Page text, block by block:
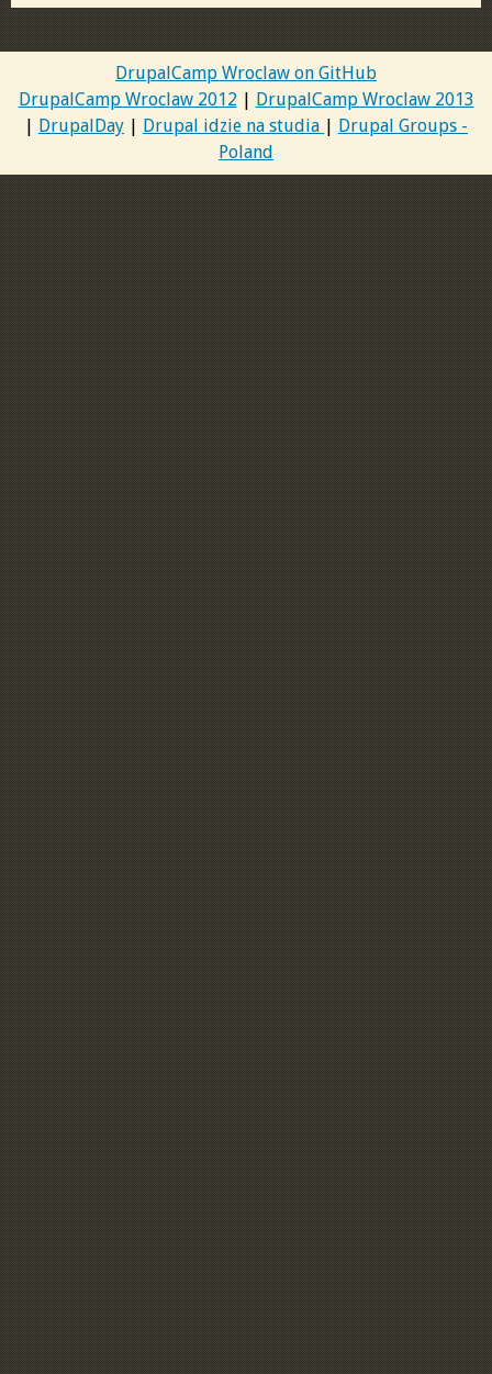
DrupalCamp Wroclaw on GitHub
DrupalCamp Wroclaw 2012| DrupalCamp Wroclaw 2013
| DrupalDay | Drupal idzie na studia | Drupal Groups -
Poland